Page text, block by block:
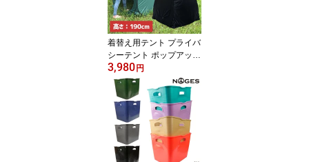
グ マイバスケット 大容
量 まるごと 楽々
着替え用テント プライバ
シーテント ポップアップ
テント お着替えテント
簡易トイレ 簡易シャワー
室 簡易テント 簡易更衣
室 アウトドア キャンプ
屋外 災害 便利グッズ MO
SCO モスコ
3,980円